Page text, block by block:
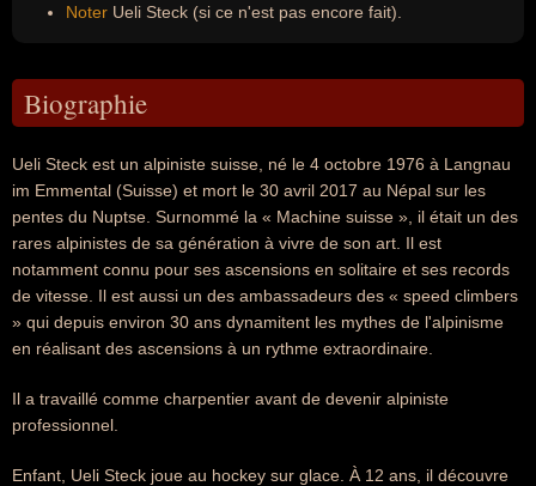
Noter Ueli Steck (si ce n'est pas encore fait).
Biographie
Ueli Steck est un alpiniste suisse, né le 4 octobre 1976 à Langnau
im Emmental (Suisse) et mort le 30 avril 2017 au Népal sur les
pentes du Nuptse. Surnommé la « Machine suisse », il était un des
rares alpinistes de sa génération à vivre de son art. Il est
notamment connu pour ses ascensions en solitaire et ses records
de vitesse. Il est aussi un des ambassadeurs des « speed climbers
» qui depuis environ 30 ans dynamitent les mythes de l'alpinisme
en réalisant des ascensions à un rythme extraordinaire.
Il a travaillé comme charpentier avant de devenir alpiniste
professionnel.
Enfant, Ueli Steck joue au hockey sur glace. À 12 ans, il découvre